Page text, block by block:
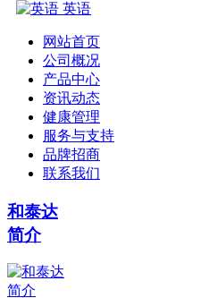
英语
网站首页
公司概况
产品中心
资讯动态
健康管理
服务与支持
品牌招商
联系我们
和泰达
简介